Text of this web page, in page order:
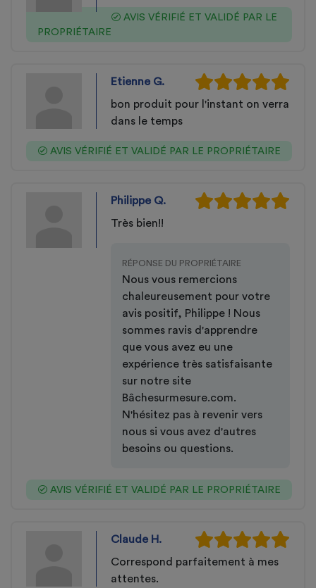
AVIS VÉRIFIÉ ET VALIDÉ PAR LE
PROPRIÉTAIRE
Etienne G.
bon produit pour l'instant on verra
dans le temps
AVIS VÉRIFIÉ ET VALIDÉ PAR LE PROPRIÉTAIRE
Philippe Q.
Très bien!!
RÉPONSE DU PROPRIÉTAIRE
Nous vous remercions
chaleureusement pour votre
avis positif, Philippe ! Nous
sommes ravis d'apprendre
que vous avez eu une
expérience très satisfaisante
sur notre site
Bâchesurmesure.com.
N'hésitez pas à revenir vers
nous si vous avez d'autres
besoins ou questions.
AVIS VÉRIFIÉ ET VALIDÉ PAR LE PROPRIÉTAIRE
Claude H.
Correspond parfaitement à mes
attentes.